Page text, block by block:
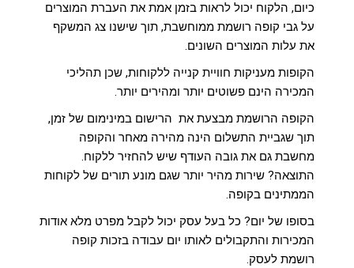
כיום, הלקוח יכול לראות בזמן אמת את העברת המוצרים
על גבי קופה רושמת ממוחשבת, תוך שישנו צג המשקף
את עלות המוצרים השונים.
הקופות מעניקות חוויית קנייה ללקוחות, שכן תהליכי
המכירה הינם פשוטים יותר ומהירים יותר.
הקופה הרושמת מבצעת את הרישום במינימום של זמן,
תוך שגביית התשלום הינה מהירה מאחר והקופה
מחשבת גם את גובה העודף שיש להחזיר ללקוח.
התוצאה? שירות מהיר יותר שגם מונע תורים של לקוחות
הממתינים בקופה.
בסופו של יום? כל בעל עסק יכול לקבל מפרט מלא אודות
המכירות והתקבולים לאותו יום עבודה בזכות קופה
רושמת לעסק.